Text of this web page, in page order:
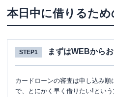
本日中に借りるた
STEP1 まずはWEBから
カードローンの審査は申し込み順
で、とにかく早く借りたい!とい